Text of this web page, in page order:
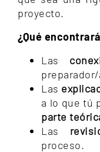
proyecto.
¿Qué
Las
preparador/
Las
a lo que tú
parte
Las
proceso.